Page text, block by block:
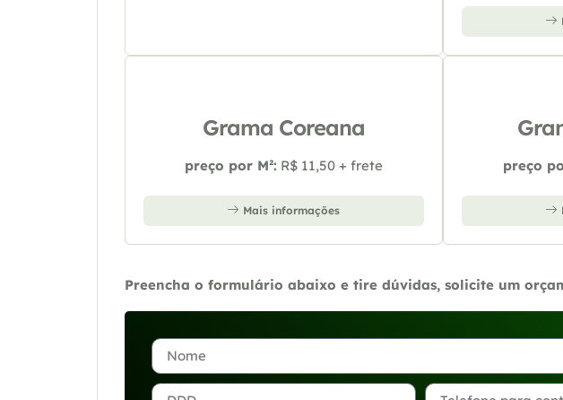
Grama Coreana
preço por M²: R$ 11,50 + frete
Mais informações
preço
Preencha o formulário abaixo e tire dúvidas, solicite um